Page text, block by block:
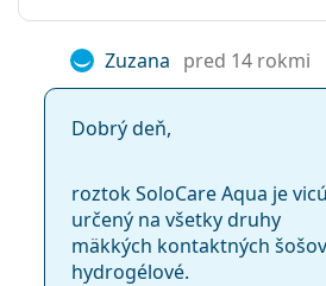
Zuzana pred 14 rokmi
Dobrý deň,
roztok SoloCare Aqua je
určený na všetky druhy
mäkkých kontaktných
hydrogélové.